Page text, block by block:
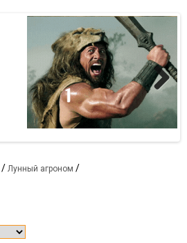
Next
/ Лунный агроном /